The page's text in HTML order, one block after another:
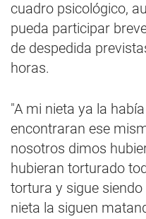
cuadro psicológico,
pueda participar
de despedida
horas.
"A mi nieta ya la
encontraran ese
nosotros dimos
hubieran torturado
tortura y sigue
nieta la siguen